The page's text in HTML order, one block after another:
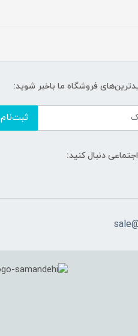
فروشگاه ما باخبر شوید:
ثبت‌نام
دنبال کنید: